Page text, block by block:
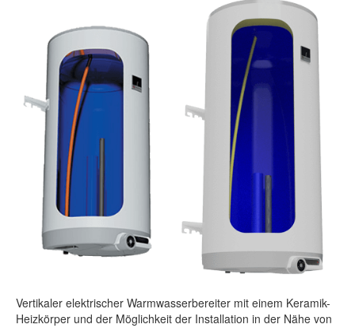
Vertikaler elektrischer Warmwasserbereiter mit einem Keramik-
Heizkörper und der Möglichkeit der Installation in der Nähe von